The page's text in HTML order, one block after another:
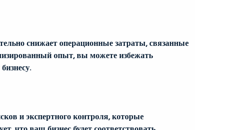
снижает операционные затраты, связанные
опыт, вы можете избежать
и экспертного контроля, которые